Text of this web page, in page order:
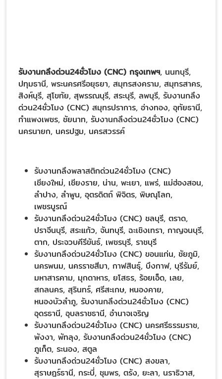
รับงานกลึงด่วน24ชั่วโมง (CNC) กรุงเทพฯ, นนทบุรี,
ปทุมธานี, พระนครศรีอยุธยา, สมุทรสงคราม, สมุทรสาคร,
สิงห์บุรี, สุโขทัย, สุพรรณบุรี, สระบุรี, ลพบุรี, รับงานกลึง
ด่วน24ชั่วโมง (CNC) สมุทรปราการ, อ่างทอง, อุทัยธานี,
กำแพงเพชร, ชัยนาท, รับงานกลึงด่วน24ชั่วโมง (CNC)
นครนายก, นครปฐม, นครสวรรค์
รับงานกลึงพลาสติกด่วน24ชั่วโมง (CNC)
เชียงใหม่, เชียงราย, น่าน, พะเยา, แพร่, แม่ฮ่องสอน,
ลำปาง, ลำพูน, อุตรดิตถ์ พิจิตร, พิษณุโลก,
เพชรบูรณ์
รับงานกลึงด่วน24ชั่วโมง (CNC) ชลบุรี, ตราด,
ปราจีนบุรี, สระแก้ว, จันทบุรี, ฉะเชิงเทรา, กาญจนบุรี,
ตาก, ประจวบคีรีขันธ์, เพชรบุรี, ราชบุรี
รับงานกลึงด่วน24ชั่วโมง (CNC) ขอนแก่น, ชัยภูมิ,
นครพนม, นครราชสีมา, กาฬสินธุ์, บึงกาฬ, บุรีรัมย์,
มหาสารคาม, มุกดาหาร, ยโสธร, ร้อยเอ็ด, เลย,
สกลนคร, สุรินทร์, ศรีสะเกษ, หนองคาย,
หนองบัวลำภู, รับงานกลึงด่วน24ชั่วโมง (CNC)
อุดรธานี, อุบลราชธานี, อำนาจเจริญ
รับงานกลึงด่วน24ชั่วโมง (CNC) นครศรีธรรมราช,
พังงา, พัทลุง, รับงานกลึงด่วน24ชั่วโมง (CNC)
ภูเก็ต, ระนอง, สตูล
รับงานกลึงด่วน24ชั่วโมง (CNC) สงขลา,
สุราษฎร์ธานี, กระบี่, ชุมพร, ตรัง, ยะลา, นราธิวาส,